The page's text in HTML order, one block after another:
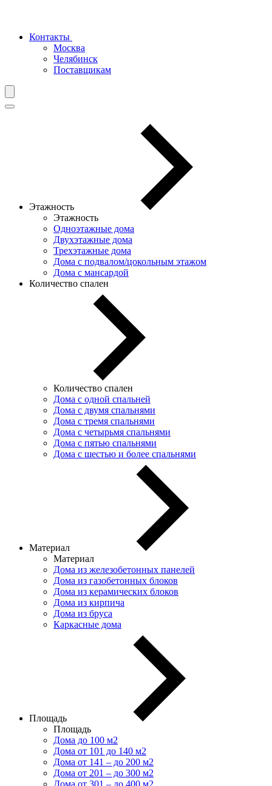
Контакты
Москва
Челябинск
Поставщикам
Этажность
Этажность
Одноэтажные дома
Двухэтажные дома
Трехэтажные дома
Дома с подвалом/цокольным этажом
Дома с мансардой
Количество спален
Количество спален
Дома с одной спальней
Дома с двумя спальнями
Дома с тремя спальнями
Дома с четырьмя спальнями
Дома с пятью спальнями
Дома с шестью и более спальнями
Материал
Материал
Дома из железобетонных панелей
Дома из газобетонных блоков
Дома из керамических блоков
Дома из кирпича
Дома из бруса
Каркасные дома
Площадь
Площадь
Дома до 100 м2
Дома от 101 до 140 м2
Дома от 141 – до 200 м2
Дома от 201 – до 300 м2
Дома от 301 – до 400 м2